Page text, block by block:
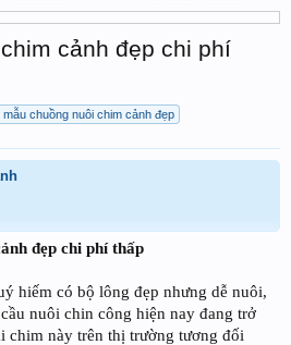
cảnh đẹp chi phí
mẫu chuồng nuôi chim cảnh đẹp
đẹp chi phí thấp
hiếm có bộ lông đẹp nhưng dễ nuôi,
nuôi chin công hiện nay đang trở
chim này trên thị trường tương đối